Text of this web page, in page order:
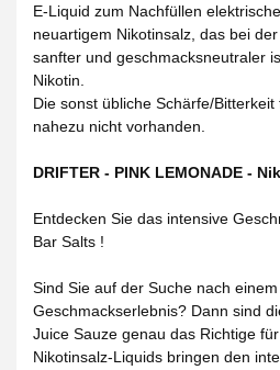
E-Liquid zum Nachfüllen
neuartigem Nikotinsalz, das bei
sanfter und geschmacksneutraler
Nikotin.
Die sonst übliche Schärfe/
nahezu nicht vorhanden.
DRIFTER - PINK LEMONADE -
Entdecken Sie das intensive
Bar Salts !
Sind Sie auf der Suche nach
Geschmackserlebnis? Dann sind
Juice Sauze genau das Richtige
Nikotinsalz-Liquids bringen den